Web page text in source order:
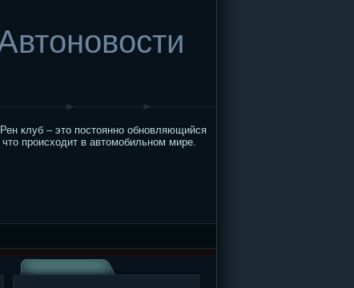
клуб – это постоянно обновляющийся
происходит в автомобильном мире.